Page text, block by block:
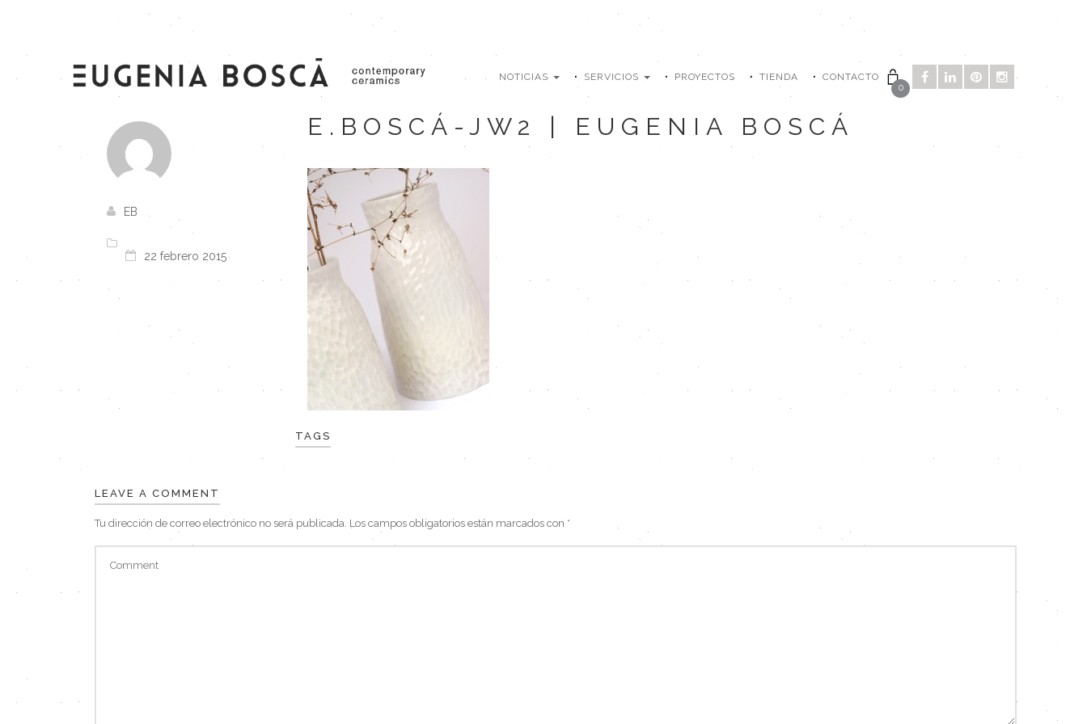
NOTICIAS SERVICIOS PROYECTOS TIENDA CONTACTO
0
EB
22 febrero 2015
E.BOSCÁ-JW2 | EUGENIA BOSCÁ
TAGS
LEAVE A COMMENT
Tu dirección de correo electrónico no será publicada. Los campos obligatorios están marcados con *